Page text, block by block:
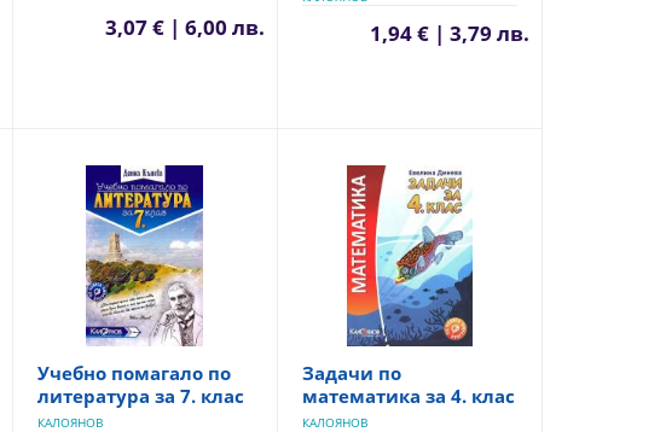
3,07 € | 6,00 лв. 1,94 € | 3,79 лв.
Учебно помагало по
литература за 7. клас
КАЛОЯНОВ
Задачи по
математика за 4. клас
КАЛОЯНОВ